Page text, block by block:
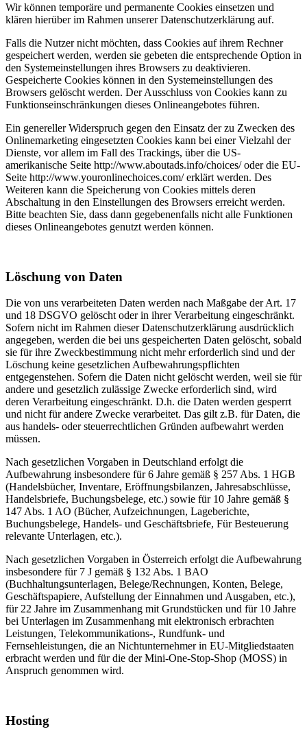
Wir können temporäre und permanente Cookies einsetzen und
klären hierüber im Rahmen unserer Datenschutzerklärung auf.
Falls die Nutzer nicht möchten, dass Cookies auf ihrem Rechner
gespeichert werden, werden sie gebeten die entsprechende Option in
den Systemeinstellungen ihres Browsers zu deaktivieren.
Gespeicherte Cookies können in den Systemeinstellungen des
Browsers gelöscht werden. Der Ausschluss von Cookies kann zu
Funktionseinschränkungen dieses Onlineangebotes führen.
Ein genereller Widerspruch gegen den Einsatz der zu Zwecken des
Onlinemarketing eingesetzten Cookies kann bei einer Vielzahl der
Dienste, vor allem im Fall des Trackings, über die US-
amerikanische Seite http://www.aboutads.info/choices/ oder die EU-
Seite http://www.youronlinechoices.com/ erklärt werden. Des
Weiteren kann die Speicherung von Cookies mittels deren
Abschaltung in den Einstellungen des Browsers erreicht werden.
Bitte beachten Sie, dass dann gegebenenfalls nicht alle Funktionen
dieses Onlineangebotes genutzt werden können.
Löschung von Daten
Die von uns verarbeiteten Daten werden nach Maßgabe der Art. 17
und 18 DSGVO gelöscht oder in ihrer Verarbeitung eingeschränkt.
Sofern nicht im Rahmen dieser Datenschutzerklärung ausdrücklich
angegeben, werden die bei uns gespeicherten Daten gelöscht, sobald
sie für ihre Zweckbestimmung nicht mehr erforderlich sind und der
Löschung keine gesetzlichen Aufbewahrungspflichten
entgegenstehen. Sofern die Daten nicht gelöscht werden, weil sie für
andere und gesetzlich zulässige Zwecke erforderlich sind, wird
deren Verarbeitung eingeschränkt. D.h. die Daten werden gesperrt
und nicht für andere Zwecke verarbeitet. Das gilt z.B. für Daten, die
aus handels- oder steuerrechtlichen Gründen aufbewahrt werden
müssen.
Nach gesetzlichen Vorgaben in Deutschland erfolgt die
Aufbewahrung insbesondere für 6 Jahre gemäß § 257 Abs. 1 HGB
(Handelsbücher, Inventare, Eröffnungsbilanzen, Jahresabschlüsse,
Handelsbriefe, Buchungsbelege, etc.) sowie für 10 Jahre gemäß §
147 Abs. 1 AO (Bücher, Aufzeichnungen, Lageberichte,
Buchungsbelege, Handels- und Geschäftsbriefe, Für Besteuerung
relevante Unterlagen, etc.).
Nach gesetzlichen Vorgaben in Österreich erfolgt die Aufbewahrung
insbesondere für 7 J gemäß § 132 Abs. 1 BAO
(Buchhaltungsunterlagen, Belege/Rechnungen, Konten, Belege,
Geschäftspapiere, Aufstellung der Einnahmen und Ausgaben, etc.),
für 22 Jahre im Zusammenhang mit Grundstücken und für 10 Jahre
bei Unterlagen im Zusammenhang mit elektronisch erbrachten
Leistungen, Telekommunikations-, Rundfunk- und
Fernsehleistungen, die an Nichtunternehmer in EU-Mitgliedstaaten
erbracht werden und für die der Mini-One-Stop-Shop (MOSS) in
Anspruch genommen wird.
Hosting